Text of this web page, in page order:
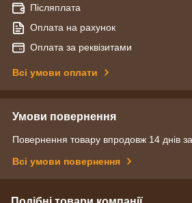
Післяплата
Оплата на рахунок
Оплата за реквізитами
Всі умови оплати
Умови повернення
Повернення товару впродовж 14 днів
Всі умови повернення